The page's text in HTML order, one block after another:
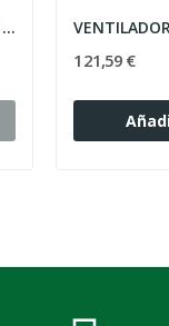
VENTILADOR INDUSTRIAL 50 CM 140W OSCILANTE MONSUL
121,59 €